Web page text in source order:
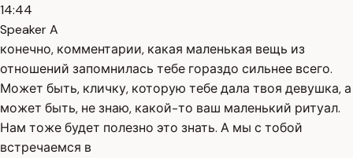
14:44
Speaker A
конечно, комментарии, какая маленькая вещь из
отношений запомнилась тебе гораздо сильнее всего.
Может быть, кличку, которую тебе дала твоя девушка, а
может быть, не знаю, какой-то ваш маленький ритуал.
Нам тоже будет полезно это знать. А мы с тобой
встречаемся в